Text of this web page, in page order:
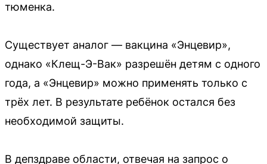
тюменка.
Существует аналог — вакцина «Энцевир»,
однако «Клещ-Э-Вак» разрешён детям с одного
года, а «Энцевир» можно применять только с
трёх лет. В результате ребёнок остался без
необходимой защиты.
В депздраве области, отвечая на запрос о